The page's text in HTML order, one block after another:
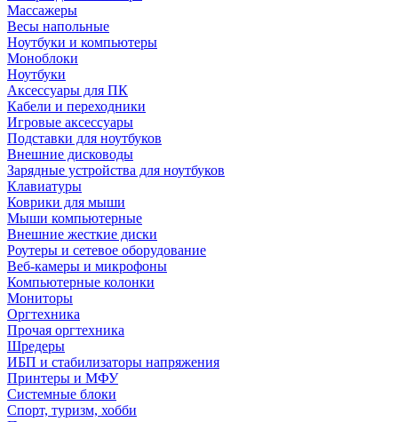
Массажеры
Весы напольные
Ноутбуки и компьютеры
Моноблоки
Ноутбуки
Аксессуары для ПК
Кабели и переходники
Игровые аксессуары
Подставки для ноутбуков
Внешние дисководы
Зарядные устройства для ноутбуков
Клавиатуры
Коврики для мыши
Мыши компьютерные
Внешние жесткие диски
Роутеры и сетевое оборудование
Веб-камеры и микрофоны
Компьютерные колонки
Мониторы
Оргтехника
Прочая оргтехника
Шредеры
ИБП и стабилизаторы напряжения
Принтеры и МФУ
Системные блоки
Спорт, туризм, хобби